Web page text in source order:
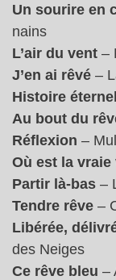
Un sourire en
nains
L’air du vent –
J’en ai rêvé –
Histoire
Au bout du
Réflexion –
Où est la vraie
Partir là-bas –
Tendre rêve –
Libérée,
des Neiges
Ce rêve bleu –